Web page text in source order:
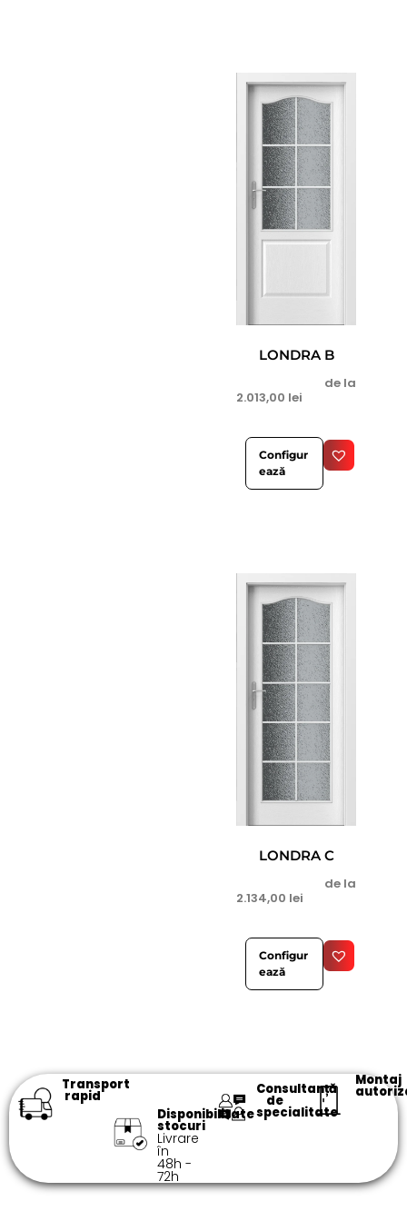
LONDRA B
de la
2.013,00 lei
Configur
ează
LONDRA C
de la
2.134,00 lei
Configur
ează
Transport
rapid
Disponibilitate
stocuri
Livrare
în
48h -
72h​
Consultanță
de
specialitate​
Montaj